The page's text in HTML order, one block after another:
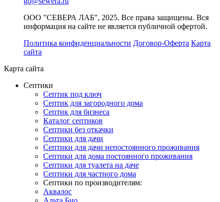
ООО "СЕВЕРА ЛАБ", 2025. Все права защищены. Вся
информация на сайте не является публичной офертой.
Политика конфиденциальности Договор-Оферта Карта
сайта
Карта сайта
Септики
Септик под ключ
Септик для загородного дома
Септик для бизнеса
Каталог септиков
Септики без откачки
Септики для дачи
Септики для дачи непостоянного проживания
Септики для дома постоянного проживания
Септики для туалета на даче
Септики для частного дома
Септики по производителям:
Аквалос
Альта Био